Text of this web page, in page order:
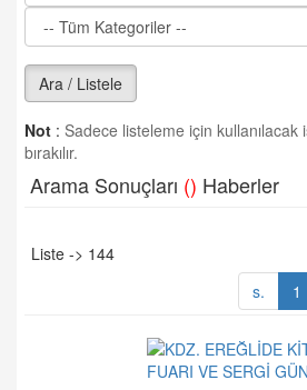
Ara / Listele
Not : Sadece listeleme için kullanılacak
bırakılır.
Arama Sonuçları () Haberler
Liste -> 144
s.
1